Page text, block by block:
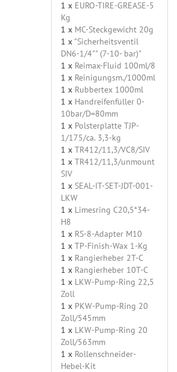
1 x EURO-TIRE-GREASE-5
Kg
1 x MC-Steckgewicht 20g
1 x "Sicherheitsventil
DN6-1/4"" (7-10- bar)"
1 x Reimax-Fluid 100ml/8
1 x Reinigungsm./1000ml
1 x Rubbertex 1000ml
1 x Handreifenfüller 0-
10bar/D=80mm
1 x Polsterplatte TJP-
1/175/ca. 3,3-kg
1 x TR412/11,3/VC8/SIV
1 x TR412/11,3/unmount
SIV
1 x SEAL-IT-SET-JDT-001-
LKW
1 x Limesring C20,5*34-
H8
1 x RS-8-Adapter M10
1 x TP-Finish-Wax 1-Kg
1 x Rangierheber 2T-C
1 x Rangierheber 10T-C
1 x LKW-Pump-Ring 22,5
Zoll
1 x PKW-Pump-Ring 20
Zoll/545mm
1 x LKW-Pump-Ring 20
Zoll/563mm
1 x Rollenschneider-
Hebel-Kit